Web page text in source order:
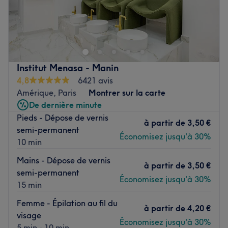
Venez découvrir l'univers accueillant et multi textures du
salon de coiffure Hair Beauty Concept à Paris dans le 19e
arrondissement. Venez partager une atmosphère
chaleureuse et conviviale lors d'un rdv de coiffure
personnalisé pour répondre aux besoins uniques de vos
cheveux qu'ils soient lisses, ondulés, frisés ou crépus. Une
équipe expérimentée vous réserve un accueil
personnalisé, de l'écoute et des conseils experts.
Transport public le plus proche :
La station de métro Porte de Pantin (ligne 5), sortie 2, est
à cinq minutes à pied.
L’équipe :
Ce sont les professionnels hautement qualifiés qui auront
leur rendre visite et profitez d'un moment des plus
agréables au salon.
Institut Menasa - Manin
4,8
6421 avis
Amérique, Paris
Montrer sur la carte
De dernière minute
Pieds - Dépose de vernis
semi-permanent
10 min
à partir de 3,50 €
Économisez jusqu'à 30%
Mains - Dépose de vernis
semi-permanent
15 min
à partir de 3,50 €
Économisez jusqu'à 30%
Femme - Épilation au fil du
visage
à partir de 4,20 €
Économisez jusqu'à 30%